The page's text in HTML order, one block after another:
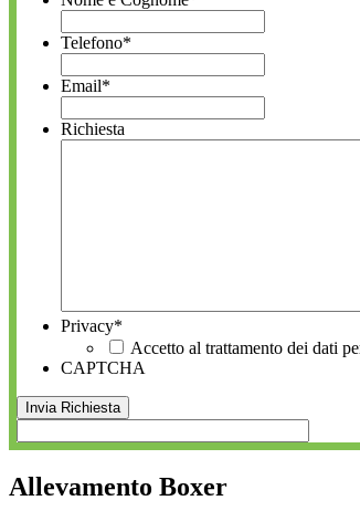
Telefono*
Email*
Richiesta
Privacy*
Accetto al trattamento dei dati
CAPTCHA
Allevamento Boxer